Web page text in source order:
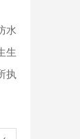
水
生
执